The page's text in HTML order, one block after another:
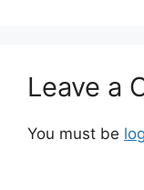
Leave a
You must be